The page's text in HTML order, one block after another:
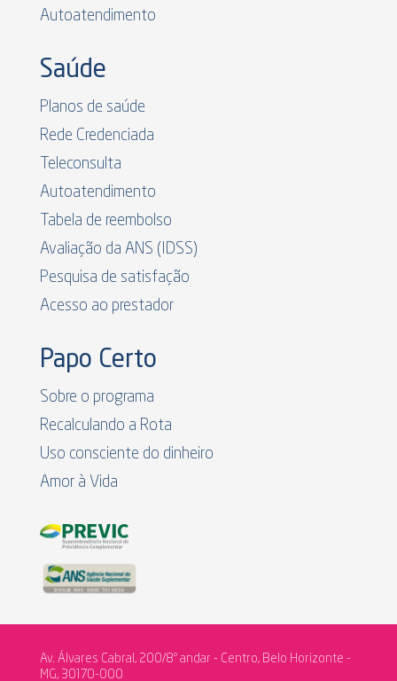
Autoatendimento
Saúde
Planos de saúde
Rede Credenciada
Teleconsulta
Autoatendimento
Tabela de reembolso
Avaliação da ANS (IDSS)
Pesquisa de satisfação
Acesso ao prestador
Papo Certo
Sobre o programa
Recalculando a Rota
Uso consciente do dinheiro
Amor à Vida
Av. Álvares Cabral, 200/8º andar - Centro, Belo Horizonte -
MG, 30170-000